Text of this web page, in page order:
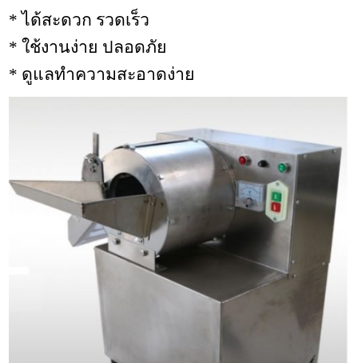
* ได้สะดวก รวดเร็ว
* ใช้งานง่าย ปลอดภัย
* ดูแลทำความสะอาดง่าย